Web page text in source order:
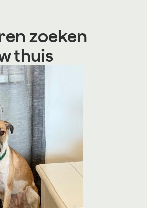
zoeken
thuis